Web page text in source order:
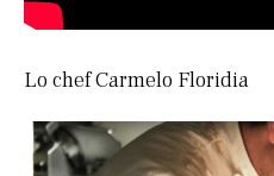
Lo chef Carmelo Floridia